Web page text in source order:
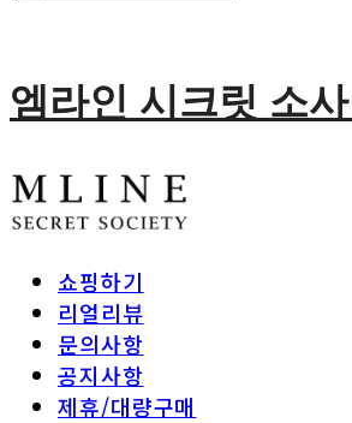
엠라인 시크릿 소사
쇼핑하기
리얼리뷰
문의사항
공지사항
제휴/대량구매